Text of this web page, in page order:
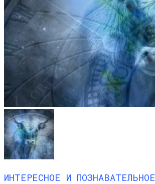
ИНТЕРЕСНОЕ И ПОЗНАВАТЕЛЬНОЕ